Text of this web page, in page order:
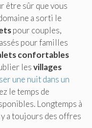
être sûr que vous
a sorti le
pour couples,
pour familles
confortables
lesvillages
une nuit dans un
le temps de
Longtemps à
y a toujours des offres